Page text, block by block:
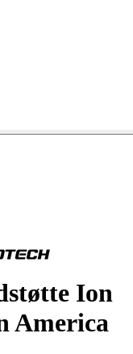
Ion
America